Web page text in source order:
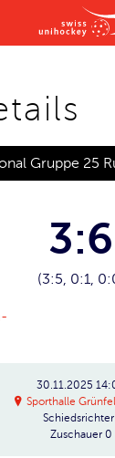
Gruppe 25
3:6
(3:5, 0:1,
30.11.2025
Sporthalle
Schiedsrichter
Zuschauer 0